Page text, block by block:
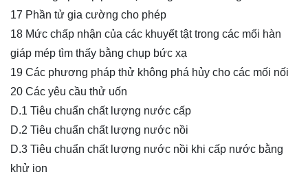
17 Phần tử gia cường cho phép
18 Mức chấp nhận của các khuyết tật trong các mối hàn
giáp mép tìm thấy bằng chụp bức xạ
19 Các phương pháp thử không phá hủy cho các mối nối
20 Các yêu cầu thử uốn
D.1 Tiêu chuẩn chất lượng nước cấp
D.2 Tiêu chuẩn chất lượng nước nồi
D.3 Tiêu chuẩn chất lượng nước nồi khi cấp nước bằng
khử ion